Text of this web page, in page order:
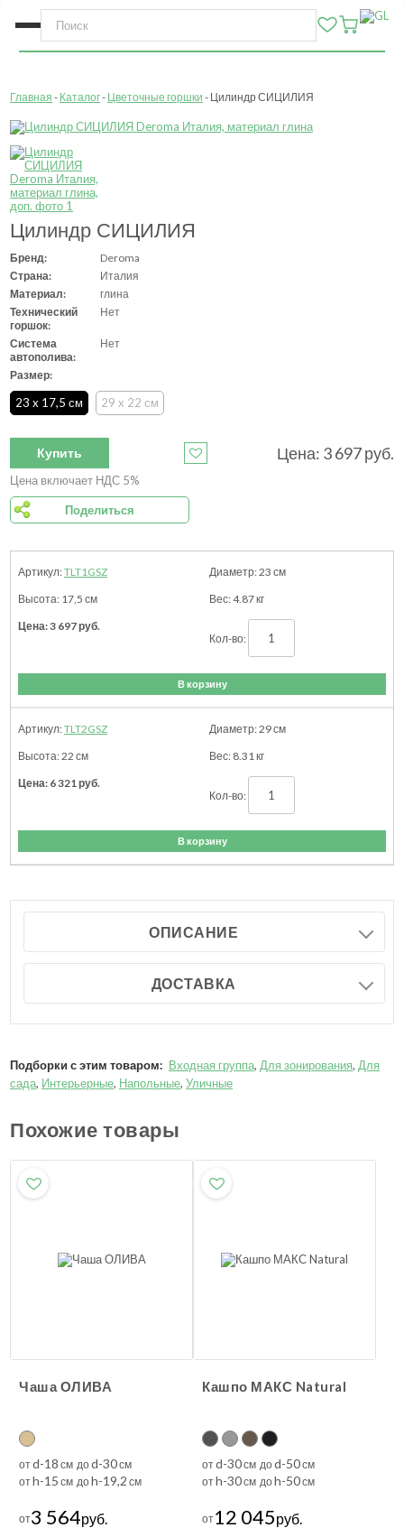
Главная Каталог Цветочные горшки Цилиндр СИЦИЛИЯ
Цилиндр СИЦИЛИЯ
Бренд:
Deroma
Страна:
Италия
Материал:
глина
Технический
горшок:
Нет
Система
автополива:
Нет
Размер:
23 x 17,5 см 29 x 22 см
Купить Цена: 3 697руб.
Цена включает НДС 5%
Поделиться
TLT1GSZ 23 см
17,5 см 4.87кг
3 697руб.
В корзину
TLT2GSZ 29см
22 см 8.31кг
6 321руб.
В корзину
ОПИСАНИЕ
ДОСТАВКА
Подборки с этим товаром: Входная группа, Для зонирования, Для
сада, Интерьерные, Напольные, Уличные
Похожие товары
Чаша ОЛИВА
отd-18 см доd-30см
отh-15 см доh-19,2 см
от3 564руб.
Кашпо МАКС Natural
отd-30см доd-50см
отh-30см доh-50см
от12 045руб.